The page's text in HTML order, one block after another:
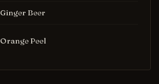
Ginger Beer
Orange Peel